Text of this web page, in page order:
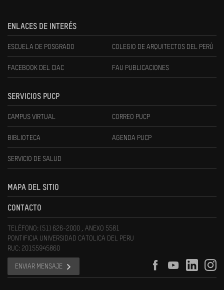
ENLACES DE INTERÉS
ESCUELA DE POSGRADO COLEGIO DE ARQUITECTOS DEL PERÚ
FACEBOOK DEL CIAC FAU PUBLICACIONES
SERVICIOS PUCP
CAMPUS VIRTUAL CORREO PUCP
BIBLIOTECA AGENDA PUCP
SERVICIO DE SALUD
MAPA DEL SITIO
CONTACTO
TELÉFONO: (51) 626-2000 , ANEXO 5581
PONTIFICIA UNIVERSIDAD CATOLICA DEL PERU
RUC: 20155945860
ENVIAR MENSAJE